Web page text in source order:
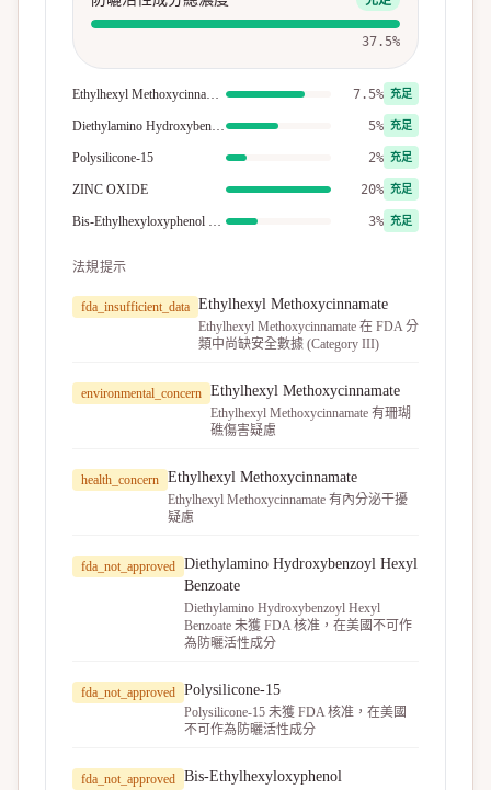
37.5%
7.5% 充足
5% 充足
Polysilicone-15 2% 充足
ZINC OXIDE 20% 充足
3% 充足
法規提示
fda_insufficient_data Ethylhexyl Methoxycinnamate
Ethylhexyl Methoxycinnamate 在 FDA 分
類中尚缺安全數據 (Category III)
environmental_concern Ethylhexyl Methoxycinnamate
Ethylhexyl Methoxycinnamate 有珊瑚
礁傷害疑慮
health_concern Ethylhexyl Methoxycinnamate
Ethylhexyl Methoxycinnamate 有內分泌干擾
疑慮
fda_not_approved Diethylamino Hydroxybenzoyl Hexyl
Benzoate
Diethylamino Hydroxybenzoyl Hexyl
Benzoate 未獲 FDA 核准，在美國不可作
為防曬活性成分
fda_not_approved Polysilicone-15
Polysilicone-15 未獲 FDA 核准，在美國
不可作為防曬活性成分
fda_not_approved Bis-Ethylhexyloxyphenol